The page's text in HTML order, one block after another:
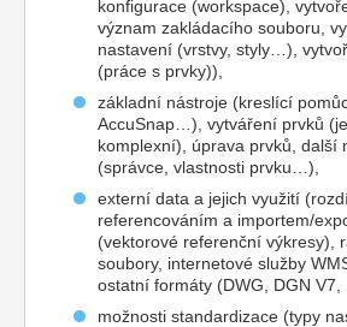
konfigurace (workspace),
význam zakládacího souboru,
nastavení (vrstvy, styly…),
(práce s prvky)),
základní nástroje (kreslící
AccuSnap…), vytváření prvků
komplexní), úprava prvků, další
(správce, vlastnosti prvku…),
externí data a jejich využití
referencováním a importem/
(vektorové referenční výkresy),
soubory, internetové služby
ostatní formáty (DWG, DGN V7,
možnosti standardizace (typy